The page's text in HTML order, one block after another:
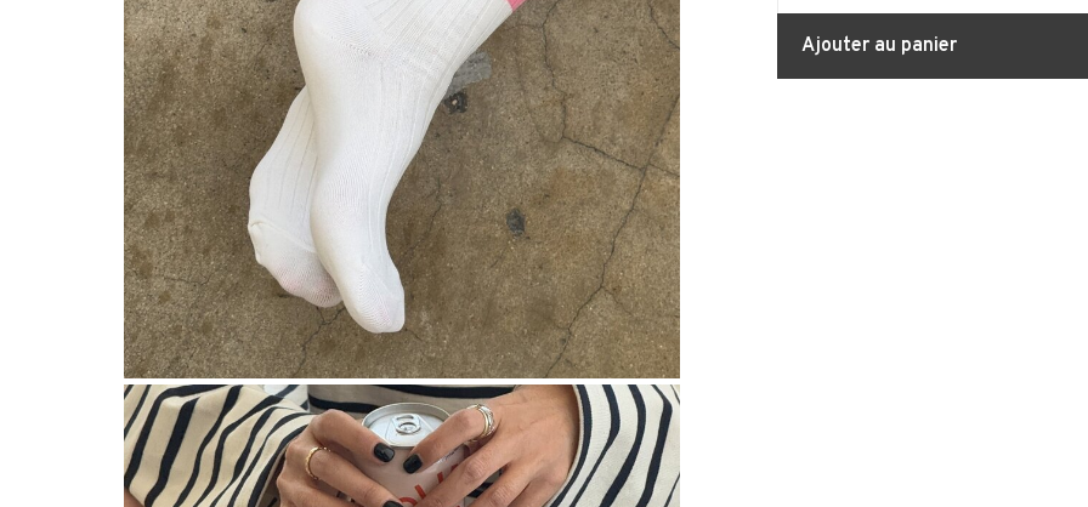
Ajouter au panier